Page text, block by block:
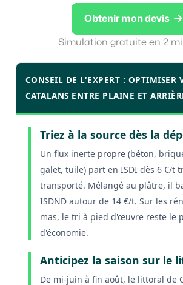
Obtenir mon devis 
Simulation gratuite en 2
CONSEIL DE L'EXPERT : OPTIMISER
CATALANS ENTRE PLAINE ET
Triez à la source dès la
Un flux inerte propre (béton,
galet, tuile) part en ISDI dès 6 €/t
transporté. Mélangé au plâtre, il
ISDND autour de 14 €/t. Sur les
mas, le tri à pied d'œuvre reste le
d'économie.
Anticipez la saison sur le
De mi-juin à fin août, le littoral de